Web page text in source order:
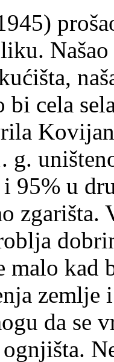
bi cela
g.
i 95% u
malo kad
da se